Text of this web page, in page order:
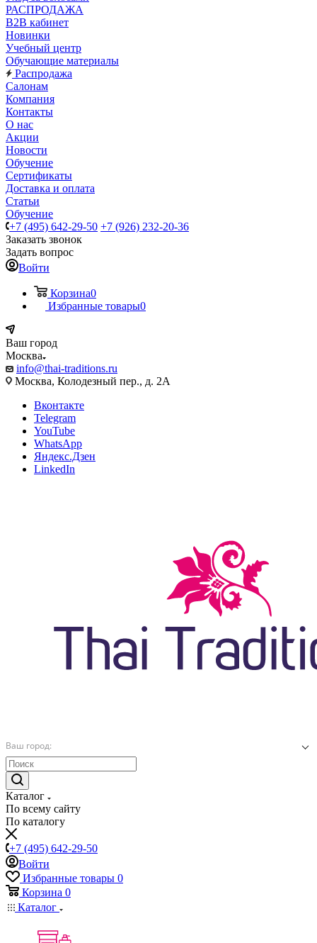
РАСПРОДАЖА
B2B кабинет
Новинки
Учебный центр
Обучающие материалы
Распродажа
Салонам
Компания
Контакты
О нас
Акции
Новости
Обучение
Сертификаты
Доставка и оплата
Статьи
Обучение
+7 (495) 642-29-50 +7 (926) 232-20-36
Заказать звонок
Задать вопрос
Войти
Корзина0
Избранные товары0
Ваш город
Москва
info@thai-traditions.ru
Москва, Колодезный пер., д. 2А
Вконтакте
Telegram
YouTube
WhatsApp
Яндекс.Дзен
LinkedIn
Ваш город:
Каталог
По всему сайту
По каталогу
+7 (495) 642-29-50
Войти
Избранные товары 0
Корзина 0
Каталог